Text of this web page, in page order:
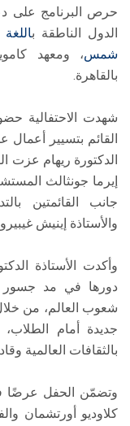
حرص البرنامج على
الدول الناطقة باللغة
شمس، ومعهد
بالقاهرة.
شهدت الاحتفالية
القائم بتسيير أعمال
الدكتورة ريهام عزت
إيرما جونثالث
جانب القائمتين
والأستاذة إينيش
وأكدت الأستاذة
دورها في مد جسور
شعوب العالم، من خلال
جديدة أمام
بالثقافات العالمية
وتضمّن الحفل عرضًا
كلاوديو أورتشمان